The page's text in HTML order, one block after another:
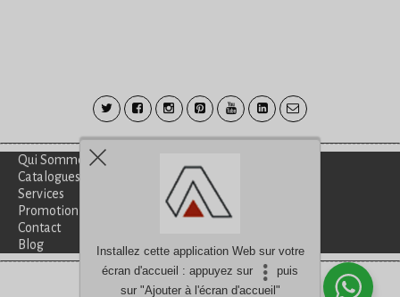
Besoin d'aide?discutez avec nous
Qui Sommes-Nous?
Catalogues
Services
Promotion
Contact
Blog
Installez cette application Web sur votre
écran d'accueil : appuyez sur
puis
sur "Ajouter à l'écran d'accueil"